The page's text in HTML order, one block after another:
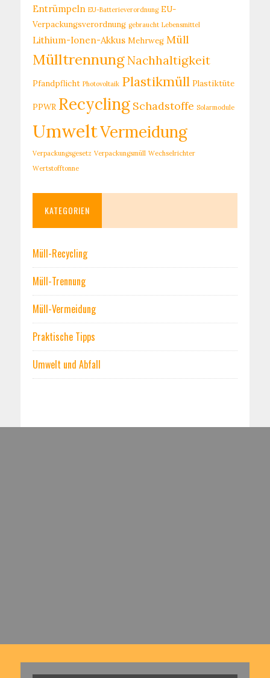
Entrümpeln EU-Batterieverordnung EU-
Verpackungsverordnung gebraucht Lebensmittel
Lithium-Ionen-Akkus Mehrweg Müll
MülltrennungNachhaltigkeit
Pfandpflicht Photovoltaik Plastikmüll Plastiktüte
PPWR Recycling Schadstoffe Solarmodule
UmweltVermeidung
Verpackungsgesetz Verpackungsmüll Wechselrichter
Wertstofftonne
KATEGORIEN
Müll-Recycling
Müll-Trennung
Müll-Vermeidung
Praktische Tipps
Umwelt und Abfall